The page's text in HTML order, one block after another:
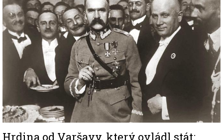
Hrdina od Varšavy, který ovládl stát: